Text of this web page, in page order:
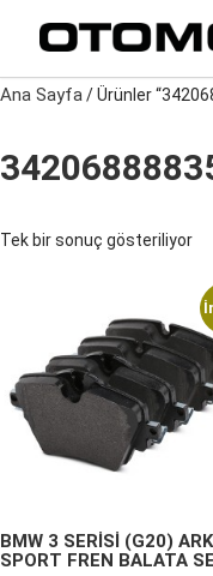
Ana Sayfa/ Ürünler
Tek bir sonuç gösteriliyor
BMW 3 SERİSİ (G20)
SPORT FREN BALATA